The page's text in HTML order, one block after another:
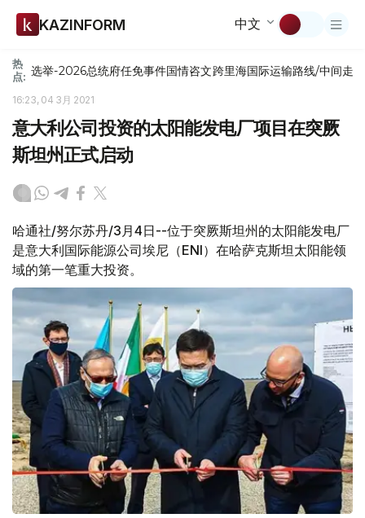
KAZINFORM 中文
热
点: 选举-2026总统府任免事件国情咨文跨里海国际运输路线/中间走廊
16:23, 04 3月 2021
意大利公司投资的太阳能发电厂项目在突厥
斯坦州正式启动
哈通社/努尔苏丹/3月4日--位于突厥斯坦州的太阳能发电厂
是意大利国际能源公司埃尼（ENI）在哈萨克斯坦太阳能领
域的第一笔重大投资。